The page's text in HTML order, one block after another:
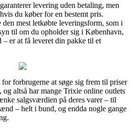
levering uden betaling, men
du køber for en bestemt pris.
mest letkøbte leveringsform, som i
til om du opholder sig i København,
er at få leveret din pakke til et
forbrugerne at søge sig frem til priser
altså har mange Trixie online outlets
salgsværdien på deres varer – til
– helt i bund, og endda nogle gange